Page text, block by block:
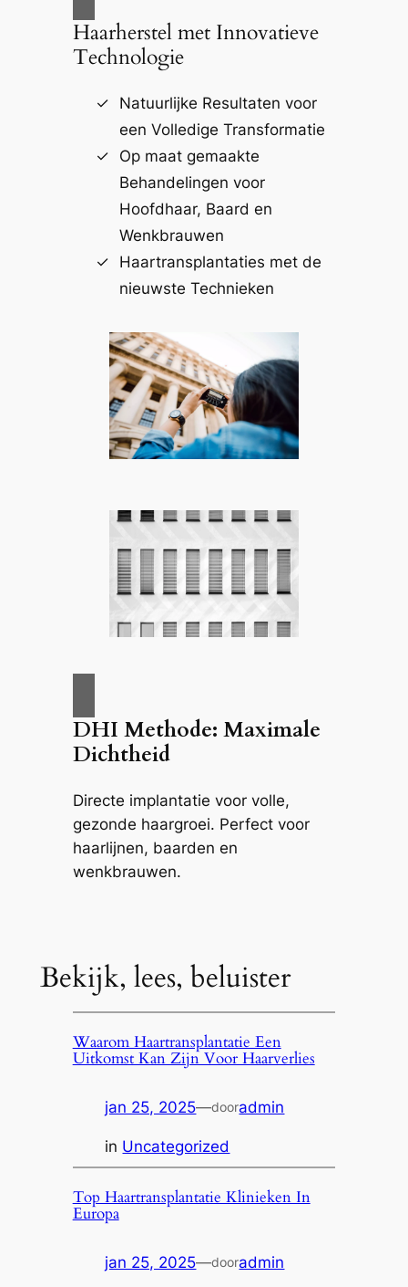
Haarherstel met Innovatieve
Technologie
Natuurlijke Resultaten voor
een Volledige Transformatie
Op maat gemaakte
Behandelingen voor
Hoofdhaar, Baard en
Wenkbrauwen
Haartransplantaties met de
nieuwste Technieken
DHI Methode: Maximale
Dichtheid
Directe implantatie voor volle,
gezonde haargroei. Perfect voor
haarlijnen, baarden en
wenkbrauwen.
Bekijk, lees, beluister
Waarom Haartransplantatie Een
Uitkomst Kan Zijn Voor Haarverlies
jan 25, 2025—dooradmin
in Uncategorized
Top Haartransplantatie Klinieken In
Europa
jan 25, 2025—dooradmin